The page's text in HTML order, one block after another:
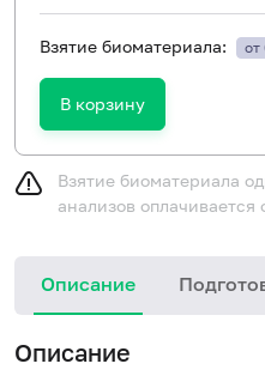
Взятие биоматериала: от
В корзину
Взятие биоматериала
анализов оплачивается
Описание
Описание